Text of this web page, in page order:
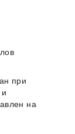
при
на